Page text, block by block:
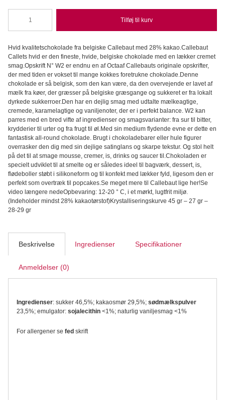
Callebaut
Chokolade
W2
hvid
28%
-
400
g
antal
Tilføj til kurv
Hvid kvalitetschokolade fra belgiske Callebaut med 28% kakao.Callebaut
Callets hvid er den fineste, hvide, belgiske chokolade med en lækker cremet
smag.Opskrift N° W2 er endnu en af Octaaf Callebauts originale opskrifter,
der med tiden er vokset til mange kokkes foretrukne chokolade.Denne
chokolade er så belgisk, som den kan være, da den overvejende er lavet af
mælk fra køer, der græsser på belgiske græsgange og sukkeret er fra lokalt
dyrkede sukkerroer.Den har en dejlig smag med udtalte mælkeagtige,
cremede, karamelagtige og vaniljenoter, der er i perfekt balance. W2 kan
parres med en bred vifte af ingredienser og smagsvarianter: fra sur til bitter,
krydderier til urter og fra frugt til øl.Med sin medium flydende evne er dette en
fantastisk all-round chokolade. Brugt i chokoladebarer eller hule figurer
overrasker den dig med sin dejlige satinglans og skarpe tekstur. Og stol helt
på det til at smage mousse, cremer, is, drinks og saucer til.Chokoladen er
specielt udviklet til at smelte og er således ideel til bagværk, dessert, is,
flødeboller støbt i silikoneform og til konfekt med lækker fyld, ligesom den er
perfekt som overtræk til popcakes.Se meget mere til Callebaut lige her!Se
video længere nedeOpbevaring: 12-20 ° C, i et mørkt, lugtfrit miljø.
(Indeholder mindst 28% kakaotørstof)Krystalliseringskurve 45 gr – 27 gr –
28-29 gr
Beskrivelse Ingredienser Specifikationer
Anmeldelser (0)
Ingredienser: sukker 46,5%; kakaosmør 29,5%; sødmælkspulver
23,5%; emulgator: soja lecithin <1%; naturlig vaniljesmag <1%
For allergener se fed skrift